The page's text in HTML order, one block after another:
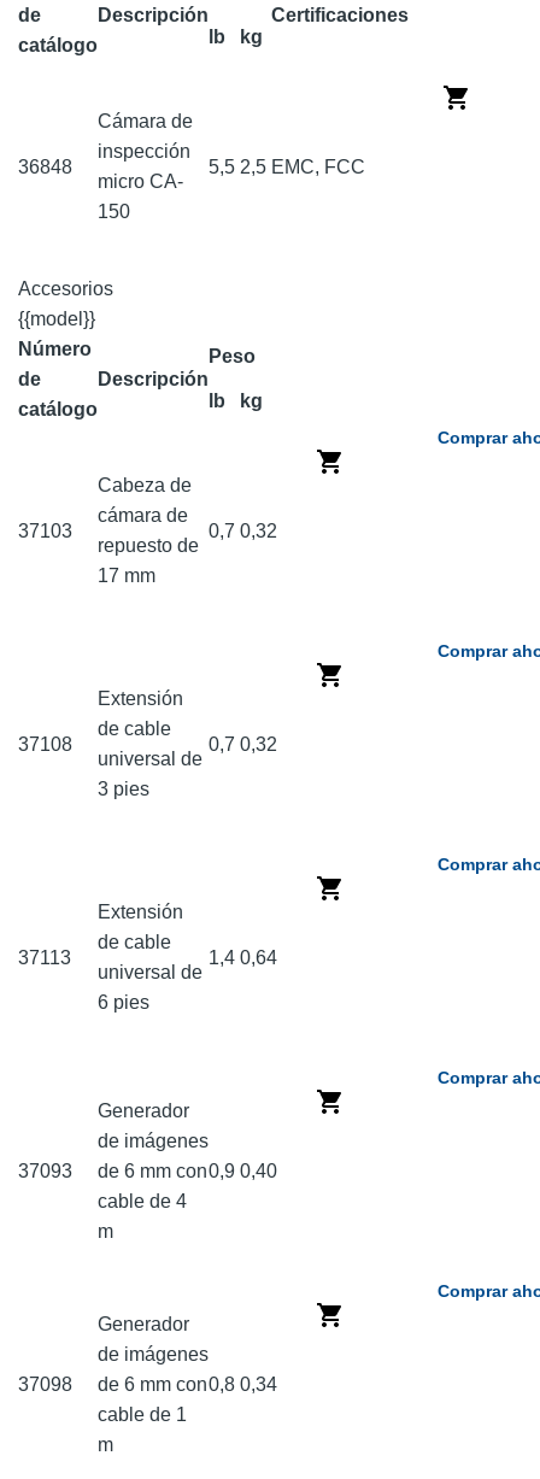
de
catálogo
Descripción
Certificaciones
lb
kg
36848
Cámara de
inspección
micro CA-
150
5,5 2,5 EMC, FCC
Accesorios
{{model}}
Número
de
catálogo
Descripción
Peso
lb kg
37103
Cabeza de
cámara de
repuesto de
17 mm
0,7 0,32
Comprar
37108
Extensión
de cable
universal de
3 pies
0,7 0,32
Comprar
37113
Extensión
de cable
universal de
6 pies
1,4 0,64
Comprar
37093
Generador
de imágenes
de 6 mm con
cable de 4
m
0,9 0,40
Comprar
37098
Generador
de imágenes
de 6 mm con
cable de 1
m
0,8 0,34
Comprar